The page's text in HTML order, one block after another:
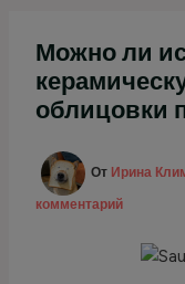
Можно ли
облицовки
От Ирина
комментарий